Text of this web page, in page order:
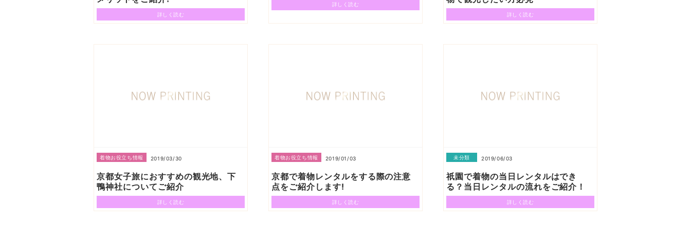
詳しく読む
詳しく読む
詳しく読む
着物お役立ち情報 2019/03/30
京都女子旅におすすめの観光地、下
鴨神社についてご紹介
詳しく読む
着物お役立ち情報 2019/01/03
京都で着物レンタルをする際の注意
点をご紹介します!
詳しく読む
未分類 2019/06/03
祇園で着物の当日レンタルはでき
る？当日レンタルの流れをご紹介！
詳しく読む